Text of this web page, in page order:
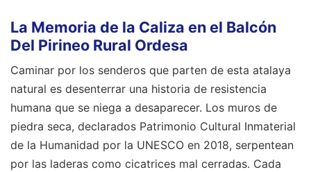
La Memoria de la Caliza en el Balcón
Del Pirineo Rural Ordesa
Caminar por los senderos que parten de esta atalaya
natural es desenterrar una historia de resistencia
humana que se niega a desaparecer. Los muros de
piedra seca, declarados Patrimonio Cultural Inmaterial
de la Humanidad por la UNESCO en 2018, serpentean
por las laderas como cicatrices mal cerradas. Cada